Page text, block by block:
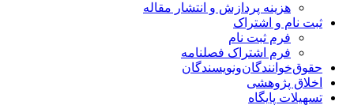
هزینه پردازش و انتشار مقاله
ثبت نام و اشتراک
فرم ثبت نام
فرم اشتراک فصلنامه
حقوق‌خوانندگان‌و‌نویسندگان
اخلاق پژوهشی
تسهیلات پایگاه